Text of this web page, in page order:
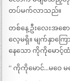
တပ်မက်လာသည်။
တစ်နေ့ ဦးလေးအစေ
လေ့မရှိ။ မျက်နှာကြ
နေသော ကိုကိုမောင့်
“ ကိုကိုမောင်…မဝေ